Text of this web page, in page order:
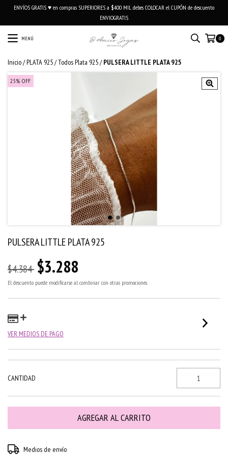
ENVÍOS GRATIS ♥ en compras SUPERIORES a $400 MIL debes COLOCAR el CUPÓN de descuento
ENVIOGRATIS
MENÚ 0
Inicio/PLATA 925/Todos Plata 925/ PULSERA LITTLE PLATA 925
25% OFF
PULSERA LITTLE PLATA 925
$4.384 $3.288
El descuento puede modificarse al combinar con otras promociones.
VER MEDIOS DE PAGO
CANTIDAD
Entregas para el CP:
Medios de envío